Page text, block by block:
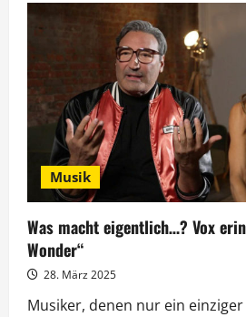
Angelo
und
Gabriel
Kelly
stellen
sich
dem
Musikquiz
Musik
Was macht eigentlich…? Vox
Wonder“
28. März 2025
Musiker, denen nur ein